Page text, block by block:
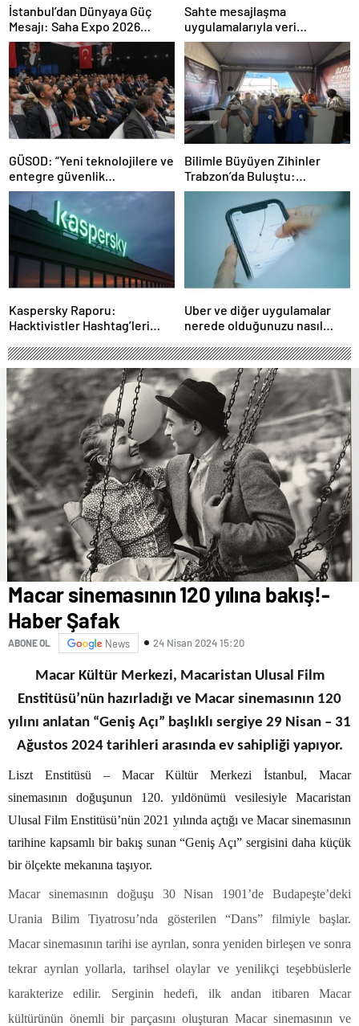
İstanbul’dan Dünyaya Güç
Mesajı: Saha Expo 2026
Rekorlarla Kapılarını Kapattı
Sahte mesajlaşma
uygulamalarıyla veri
sızdırıyorlar- Haber Şafak
GÜSOD: “Yeni teknolojilere ve
entegre güvenlik
sistemlerine önem artacak”-
Haber Şafak
Bilimle Büyüyen Zihinler
Trabzon’da Buluştu:
STEAMFEST’te Bilim Rüzgârı
Esti!- Haber Şafak
Kaspersky Raporu:
Hacktivistler Hashtag’leri
Kullanıyor, 2025’te
Saldırılarda DDoS Öne
Çıkıyor- Haber Şafak
Uber ve diğer uygulamalar
nerede olduğunuzu nasıl
Macar sinemasının 120 yılına bakış!-
Haber Şafak
ABONE OL News 24 Nisan 2024 15:20
Macar Kültür Merkezi, Macaristan Ulusal Film
Enstitüsü’nün hazırladığı ve Macar sinemasının 120
yılını anlatan “Geniş Açı” başlıklı sergiye 29 Nisan – 31
Ağustos 2024 tarihleri arasında ev sahipliği yapıyor.
Liszt Enstitüsü – Macar Kültür Merkezi İstanbul, Macar
sinemasının doğuşunun 120. yıldönümü vesilesiyle Macaristan
Ulusal Film Enstitüsü’nün 2021 yılında açtığı ve Macar sinemasının
tarihine kapsamlı bir bakış sunan “Geniş Açı” sergisini daha küçük
bir ölçekte mekanına taşıyor.
Macar sinemasının doğuşu 30 Nisan 1901’de Budapeşte’deki
Urania Bilim Tiyatrosu’nda gösterilen “Dans” filmiyle başlar.
Macar sinemasının tarihi ise ayrılan, sonra yeniden birleşen ve sonra
tekrar ayrılan yollarla, tarihsel olaylar ve yenilikçi teşebbüslerle
karakterize edilir. Serginin hedefi, ilk andan itibaren Macar
kültürünün önemli bir parçasını oluşturan Macar sinemasının ve